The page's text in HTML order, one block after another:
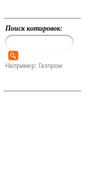
Поиск котировок:
Например: Газпром